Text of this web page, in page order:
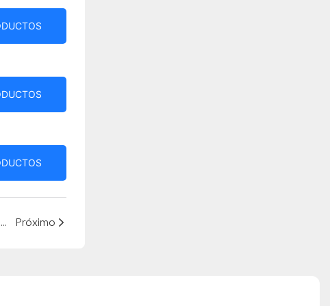
Descubra tesoros escondidos en estas fiestas con el asequible detector de metales Supereye MD6100 para niños Próximo